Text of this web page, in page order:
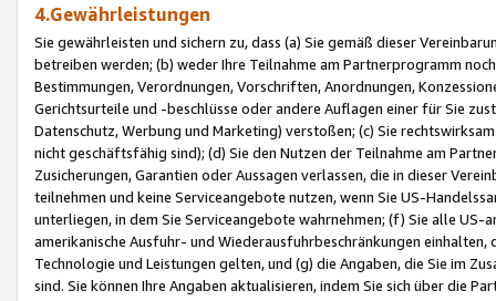
4.Gewährleistungen
Sie gewährleisten und sichern zu, dass (a) Sie gemäß dieser
betreiben werden; (b) weder Ihre Teilnahme am Partnerprogramm
Bestimmungen, Verordnungen, Vorschriften, Anordnungen,
Gerichtsurteile und -beschlüsse oder andere Auflagen einer für Sie
Datenschutz, Werbung und Marketing) verstoßen; (c) Sie
nicht geschäftsfähig sind); (d) Sie den Nutzen der Teilnahme am
Zusicherungen, Garantien oder Aussagen verlassen, die in dieser
teilnehmen und keine Serviceangebote nutzen, wenn Sie US-
unterliegen, in dem Sie Serviceangebote wahrnehmen; (f) Sie alle
amerikanische Ausfuhr- und Wiederausfuhrbeschränkungen
Technologie und Leistungen gelten, und (g) die Angaben, die Sie im
sind. Sie können Ihre Angaben aktualisieren, indem Sie sich über die